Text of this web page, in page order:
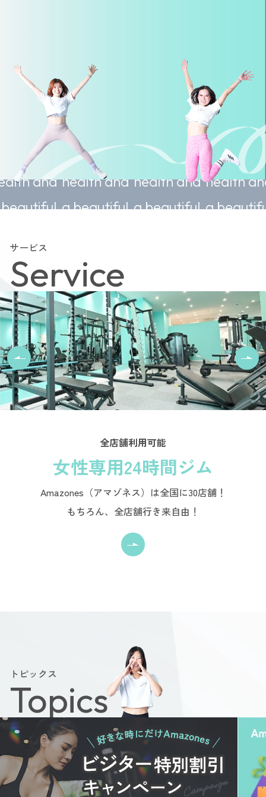
Sustainable
health and
a beautiful
Sustainable
health and
a beautiful
Sustainable
health and
a beautiful
health
a
サービス
Service
全店舗利用可能
女性専用24時間ジム
Amazones（アマゾネス）は全国に30店舗！
もちろん、全店舗行き来自由！
トピックス
Topics